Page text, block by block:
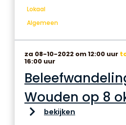
Lokaal
Algemeen
za 08-10-2022 om 12:00 uur
16:00 uur
Wouden op 8
bekijken